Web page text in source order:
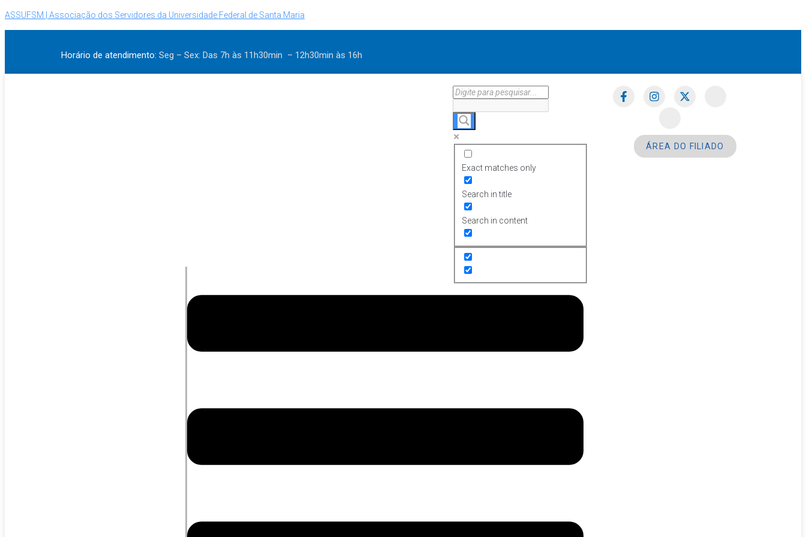
ASSUFSM | Associação dos Servidores da Universidade Federal de Santa Maria
Horário de atendimento: Seg – Sex: Das 7h às 11h30min – 12h30min às 16h
Exact matches only
Search in title
Search in content
ÁREA DO FILIADO